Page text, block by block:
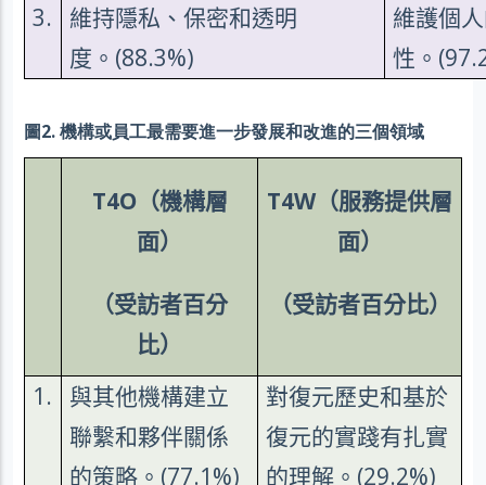
3.
維持隱私、保密和透明
度。 (88.3%)
維護個
性。
圖2. 機構或員工最需要進一步發展和改進的三個領域
T4O（機構層
面）
（受訪者百分
比）
T4W（服務提供層
面）
（受訪者百分比）
1.
與其他機構建立
聯繫和夥伴關係
的策略。 (77.1%)
對復元歷史和基於
復元的實踐有扎實
的理解。 (29.2%)